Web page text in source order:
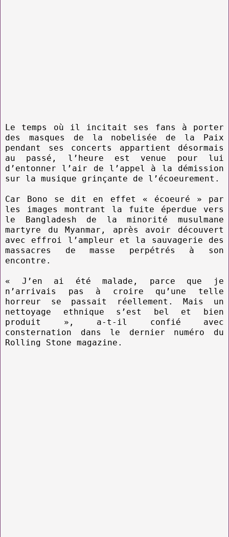
Le temps où il incitait ses fans à porter
des masques de la nobelisée de la Paix
pendant ses concerts appartient désormais
au passé, l’heure est venue pour lui
d’entonner l’air de l’appel à la démission
sur la musique grinçante de l’écoeurement.
Car Bono se dit en effet « écoeuré » par
les images montrant la fuite éperdue vers
le Bangladesh de la minorité musulmane
martyre du Myanmar, après avoir découvert
avec effroi l’ampleur et la sauvagerie des
massacres de masse perpétrés à son
encontre.
« J’en ai été malade, parce que je
n’arrivais pas à croire qu’une telle
horreur se passait réellement. Mais un
nettoyage ethnique s’est bel et bien
produit », a-t-il confié avec
consternation dans le dernier numéro du
Rolling Stone magazine.